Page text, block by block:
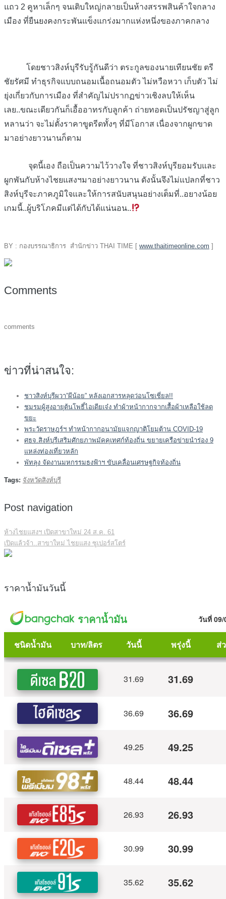
แถว 2 คูหาเล็กๆ จนเติบใหญ่กลายเป็นห้างสรรพสินค้าใจกลาง
เมือง ที่ยืนยงคงกระพันแข็งแกร่งมากแห่งหนึ่งของภาคกลาง
โดยชาวสิงห์บุรีรับรู้กันดีว่า ตระกูลของนายเทียนชัย ตรี
ชัยรัศมี ทำธุรกิจแบบถนอมเนื้อถนอมตัว ไม่หวือหวา เก็บตัว ไม่
ยุ่งเกี่ยวกับการเมือง ที่สำคัญไม่ปรากฏข่าวเชิงลบให้เห็น
เลย..ขณะเดียวกันก็เอื้ออาทรกับลูกค้า ถ่ายทอดเป็นปรัชญาสู่ลูก
หลานว่า จะไม่ตั้งราคาขูดรีดทั้งๆ ที่มีโอกาส เนื่องจากผูกขาด
มาอย่างยาวนานก็ตาม
จุดนี้เอง ถือเป็นความไว้วางใจ ที่ชาวสิงห์บุรียอมรับและ
ผูกพันกับห้างไชยแสงฯมาอย่างยาวนาน ดังนั้นจึงไม่แปลกที่ชาว
สิงห์บุรีจะภาคภูมิใจและให้การสนับสนุนอย่างเต็มที่..อยางน้อย
เกมนี้..ผู้บริโภคมีแต่ได้กับได้แน่นอน..
BY : กองบรรณาธิการ สำนักข่าว THAI TIME [ www.thaitimeonline.com ]
Comments
comments
ข่าวที่น่าสนใจ:
ชาวสิงห์บุรีผวา”ผีน้อย” หลังเอกสารหลุดว่อนโซเชี่ยล!!
ชมรมผู้สูงอายุต้นโพธิ์ไอเดียเจ๋ง ทำผ้าหน้ากากจากเสื้อผ้าเหลือใช้ลด
ขยะ
พระวัดราษฎร์ฯ ทำหน้ากากอนามัยแจกญาติโยมต้าน COVID-19
ศธจ.สิงห์บุรีเสริมศักยภาพมัคคุเทศก์ท้องถิ่น ขยายเครือข่ายนำร่อง 9
แหล่งท่องเที่ยวหลัก
พัทลุง จัดงานมหกรรมธงฟ้าฯ ขับเคลื่อนเศรษฐกิจท้องถิ่น
Tags: จังหวัดสิงห์บุรี
Post navigation
ห้างไชยแสงฯ เปิดสาขาใหม่ 24 ส.ค. 61
เปิดแล้วจ้า..สาขาใหม่ ไชยแสง ซูเปอร์สโตร์
ราคาน้ำมันวันนี้